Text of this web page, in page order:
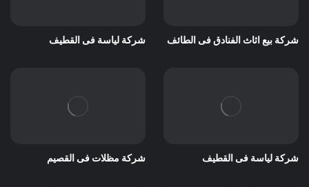
شركة بيع اثاث الفنادق فى الطائف شركة لياسة فى القطيف
شركة لياسة فى القطيف شركة مظلات فى القصيم